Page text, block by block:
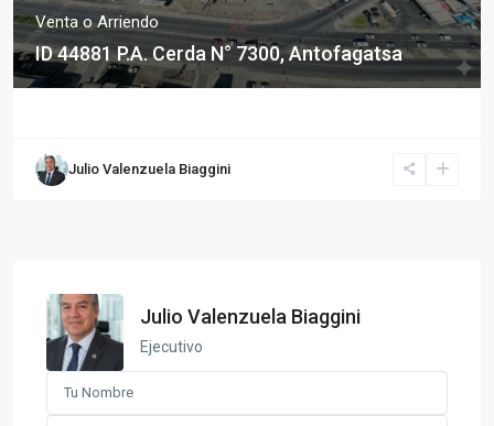
Venta o Arriendo
ID 44881 P.A. Cerda N° 7300, Antofagatsa
Julio Valenzuela Biaggini
Julio Valenzuela Biaggini
Ejecutivo